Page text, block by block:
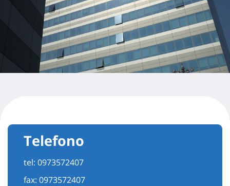
Telefono
tel: 0973572407
fax: 0973572407